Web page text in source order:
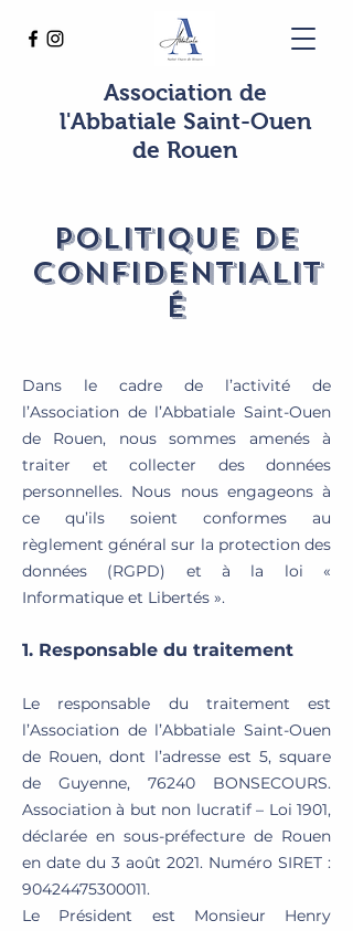
Association de
l'Abbatiale Saint-Ouen
de Rouen
POLITIQUE DE
CONFIDENTIALIT
é
Dans le cadre de l’activité de
l’Association de l’Abbatiale Saint-Ouen
de Rouen, nous sommes amenés à
traiter et collecter des données
personnelles. Nous nous engageons à
ce qu’ils soient conformes au
règlement général sur la protection des
données (RGPD) et à la loi «
Informatique et Libertés ».
1. Responsable du traitement
Le responsable du traitement est
l’Association de l’Abbatiale Saint-Ouen
de Rouen, dont l’adresse est 5, square
de Guyenne, 76240 BONSECOURS.
Association à but non lucratif – Loi 1901,
déclarée en sous-préfecture de Rouen
en date du 3 août 2021. Numéro SIRET :
90424475300011.
Le Président est Monsieur Henry